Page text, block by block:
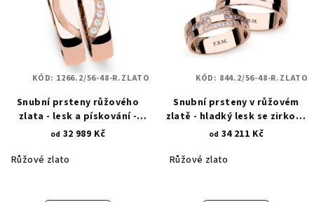
Snubní prsteny růžového
zlata - lesk a pískování -
srdeční záležitost 1266.2
od 32 989 Kč
Růžové zlato
KÓD: 1266.2/56-48-R.ZLATO
Snubní prsteny v růžovém
zlatě - hladký lesk se zirkony
844.2
od 34 211 Kč
Růžové zlato
KÓD: 844.2/56-48-R.ZLATO